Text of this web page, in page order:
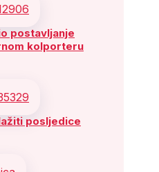
postavljanje
kolporteru
posljedice